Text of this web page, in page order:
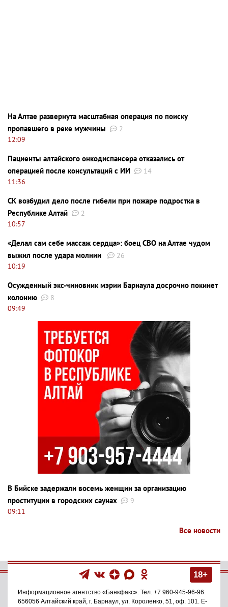
На Алтае развернута масштабная операция по поиску
пропавшего в реке мужчины
2
12:09
Пациенты алтайского онкодиспансера отказались от
операцией после консультаций с ИИ
14
11:36
СК возбудил дело после гибели при пожаре подростка в
Республике Алтай
2
10:57
«Делал сам себе массаж сердца»: боец СВО на Алтае чудом
выжил после удара молнии
26
10:19
Осужденный экс-чиновник мэрии Барнаула досрочно покинет
колонию
8
09:49
В Бийске задержали восемь женщин за организацию
проституции в городских саунах
9
09:11
Все новости
18+
Информационное агентство «Банкфакс». Тел. +7 960-945-96-96.
656056 Алтайский край, г. Барнаул, ул. Короленко, 51, оф. 101. E-